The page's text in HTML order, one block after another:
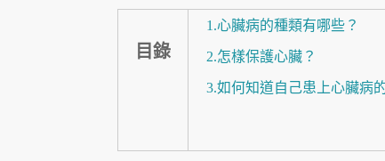
目錄
1.心臟病的種類有哪些？
2.怎樣保護心臟？
3.如何知道自己患上心臟病